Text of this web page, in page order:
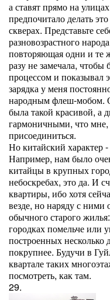
а ставят прямо на
предпочитало делать
скверах. Представьте
разновозрастного
повторяющая одни и те
разу не замечала,
процессом и показывал
зарядка у меня
народным флеш-мобом.
была такой красивой,
гармоничными, что мне,
присоединиться.
Но китайский характер
Например, нам было
китайцы в крупных
небоскребах, это да. И
квартиры, ибо хотя
везде, но наряду с ними
обычного старого
городках помельче или
построенных несколько
покрупнее. Будучи в
квартале таких
посмотреть, как там.
29.